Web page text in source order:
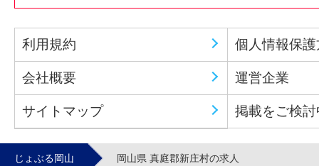
利用規約 個人情報保
会社概要 運営企業
サイトマップ 掲載をご検
じょぶる岡山 岡山県 真庭郡新庄村の求人